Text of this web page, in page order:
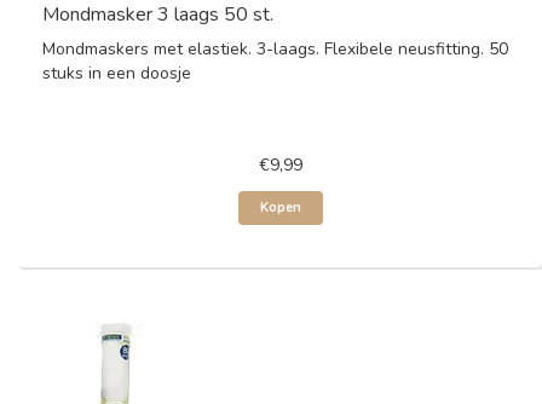
Mondmasker 3 laags 50 st.
Mondmaskers met elastiek. 3-laags. Flexibele neusfitting. 50
stuks in een doosje
€9,99
Kopen